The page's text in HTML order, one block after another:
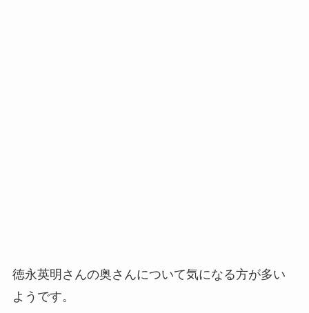
徳永英明さんの奥さんについて気になる方が多い
ようです。